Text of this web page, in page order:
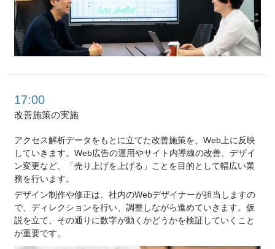
17:00
改善施策の実施
アクセス解析データをもとに立てた改善施策を、Web上に反映
していきます。Web広告の運用やサイト内導線の改善、デザイ
ン変更など、「売り上げを上げる」ことを目的として幅広い業
務を行います。
デザイン制作や修正は、社内のWebデザイナーが担当しますの
で、ディレクションを行い、調整しながら進めていきます。仮
説を立て、その通りに数字が動くかどうかを検証していくこと
が重要です。